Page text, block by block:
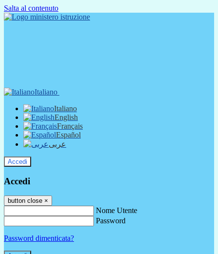
Salta al contenuto
Italiano
Italiano
English
Français
Español
عربى
Accedi
Accedi
button close ×
Nome Utente
Password
Password dimenticata?